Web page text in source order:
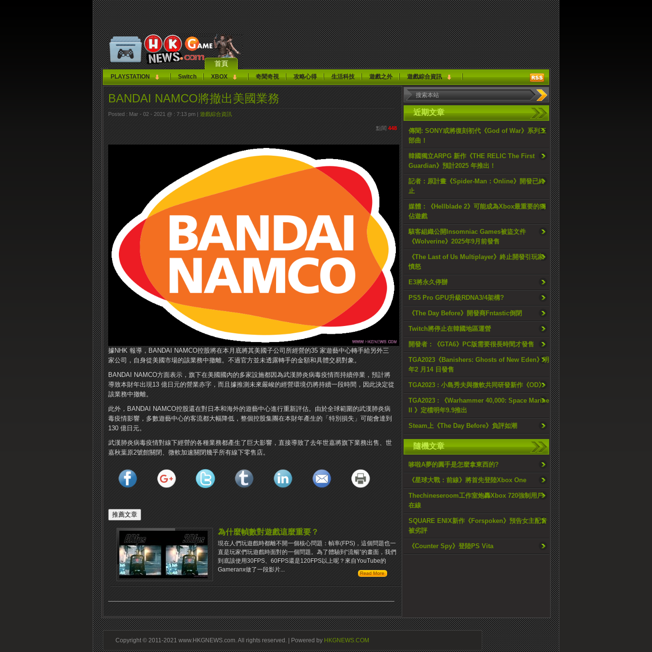
首頁
PLAYSTATION Switch XBOX 奇聞奇視 攻略心得 生活科技 遊戲之外 遊戲綜合資訊
近期文章
傳聞: SONY或將復刻初代《God of War》系列三
部曲！
韓國獨立ARPG 新作《THE RELIC The First
Guardian》預計2025 年推出！
記者：原計畫《Spider-Man：Online》開發已終
止
媒體：《Hellblade 2》可能成為Xbox最重要的獨
佔遊戲
駭客組織公開Insomniac Games被盜文件
《Wolverine》2025年9月前發售
《The Last of Us Multiplayer》終止開發引玩家
憤怒
E3將永久停辦
PS5 Pro GPU升級RDNA3/4架構?
《The Day Before》開發商Fntastic倒閉
Twitch將停止在韓國地區運營
開發者：《GTA6》PC版需要很長時間才發售
TGA2023《Banishers: Ghosts of New Eden》明
年2 月14 日發售
TGA2023 : 小島秀夫與微軟共同研發新作《OD》
TGA2023 : 《Warhammer 40,000: Space Marine
II 》定檔明年9.9推出
Steam上《The Day Before》負評如潮
隨機文章
哆啦A夢的圓手是怎麼拿東西的?
《星球大戰：前線》將首先登陸Xbox One
Thechineseroom工作室炮轟Xbox 720強制用戶
在線
SQUARE ENIX新作《Forspoken》預告女主配音
被劣評
《Counter Spy》登陸PS Vita
BANDAI NAMCO將撤出美國業務
Posted : Mar - 02 - 2021 @ : 7:13 pm | 遊戲綜合資訊
點閱 448
據NHK 報導，BANDAI NAMCO控股將在本月底將其美國子公司所經營的35 家遊藝中心轉手給另外三
家公司，自身從美國市場的該業務中撤離。不過官方並未透露轉手的金額和具體交易對象。
BANDAI NAMCO方面表示，旗下在美國國內的多家設施都因為武漢肺炎病毒疫情而持續停業，預計將
導致本財年出現13 億日元的營業赤字，而且據推測未來嚴峻的經營環境仍將持續一段時間，因此決定從
該業務中撤離。
此外，BANDAI NAMCO控股還在對日本和海外的遊藝中心進行重新評估。由於全球範圍的武漢肺炎病
毒疫情影響，多數遊藝中心的客流都大幅降低，整個控股集團在本財年產生的「特別損失」可能會達到
130 億日元。
武漢肺炎病毒疫情對線下經營的各種業務都產生了巨大影響，直接導致了去年世嘉將旗下業務出售、世
嘉秋葉原2號館關閉、微軟加速關閉幾乎所有線下零售店。
為什麼幀數對遊戲這麼重要？
現在人們玩遊戲時都離不開一個核心問題：幀率(FPS)，這個問題也一
直是玩家們玩遊戲時面對的一個問題。為了體驗到“流暢”的畫面，我們
到底該使用30FPS、60FPS還是120FPS以上呢？來自YouTube的
Gameranx做了一段影片...
Copyright © 2011-2021 www.HKGNEWS.com. All rights reserved. | Powered by HKGNEWS.COM